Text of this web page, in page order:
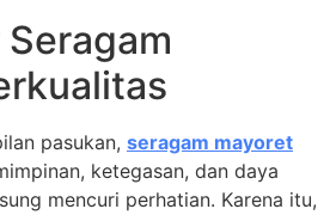
pasukan, seragam mayoret
ketegasan, dan daya
mencuri perhatian. Karena itu,